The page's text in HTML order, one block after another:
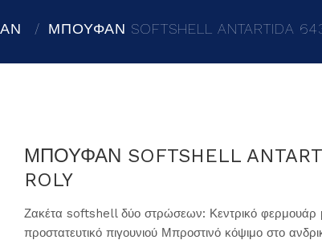
ΜΠΟΥΦΑΝ SOFTSHELL ANTARTIDA
ΜΠΟΥΦΑΝ SOFTSHELL
ROLY
Ζακέτα softshell δύο στρώσεων: Κεντρικό φερμουάρ
προστατευτικό πιγουνιού Μπροστινό κόψιμο στο